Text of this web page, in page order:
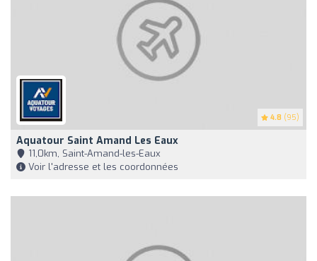
4.8 (95)
Aquatour Saint Amand Les Eaux
11,0km, Saint-Amand-les-Eaux
Voir l'adresse et les coordonnées